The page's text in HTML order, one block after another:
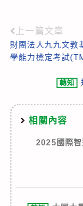
Read
more
上一篇文章
財團法人九九文教
學能力檢定考試
轉知
相關內容
2025國際